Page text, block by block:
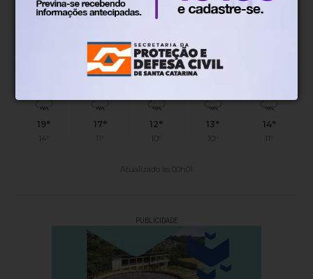
Chance de chuva
Nascer do sol
19°
14°
17°
11°
12°
10°
13°
10°
14°
11°
Atualizado às 00h01
PUBLICIDADE